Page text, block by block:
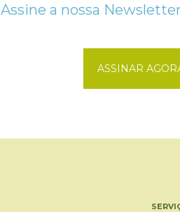
Assine a nossa
ASSINAR